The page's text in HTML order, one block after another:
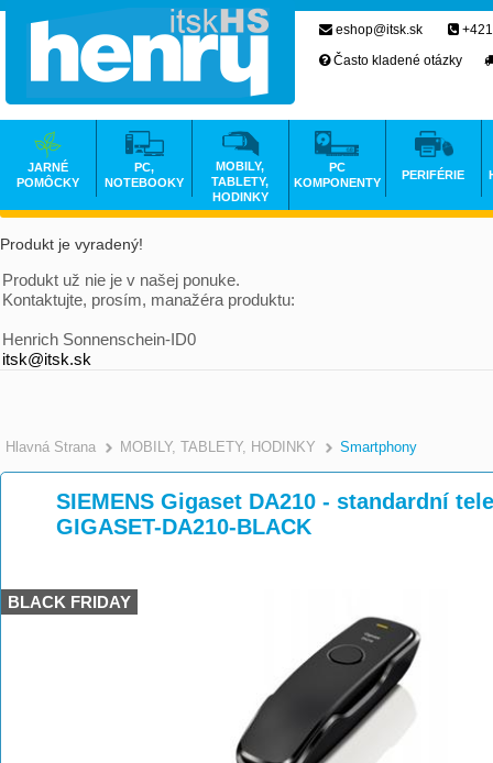
Produkt je vyradený!
Produkt už nie je v našej ponuke.
Kontaktujte, prosím, manažéra produktu:
Henrich Sonnenschein-ID0
itsk@itsk.sk
Hlavná Strana >
MOBILY, TABLETY, HODINKY >
Smartphony
SIEMENS Gigaset DA210 - standardní
GIGASET-DA210-BLACK
BLACK FRIDAY
eshop@itsk.sk
Často kladené otázky
JARNÉ
POMÔCKY
PC,
NOTEBOOKY
MOBILY,
TABLETY,
HODINKY
PC
KOMPONENTY
PERIFÉRIE